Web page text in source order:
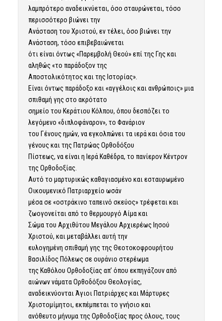
λαμπρότερο αναδεικνύεται, όσο σταυρώνεται, τόσο
περισσότερο βιώνει την
Ανάσταση του Χριστού, εν τέλει, όσο βιώνει την
Ανάσταση, τόσο επιβεβαιώνεται
ότι είναι όντως «Παρεμβολή Θεού» επί της Γης και
αληθώς «το παράδοξον της
Αποστολικότητος και της Ιστορίας».
Είναι όντως παράδοξο και «αγγέλοις και ανθρώποις» μια
σπιθαμή γης στο ακρότατο
σημείο του Κεράτιου Κόλπου, όπου δεσπόζει το
λεγόμενο «διπλοφάναρον», το Φανάριον
του Γένους ημών, να εγκολπώνει τα ιερά και όσια του
γένους και της Πατρώας Ορθοδόξου
Πίστεως, να είναι η Ιερά Καθέδρα, το πανίερον Κέντρον
της Ορθοδοξίας.
Αυτό το μαρτυρικώς καθαγιασμένο και εσταυρωμένο
Οικουμενικό Πατριαρχείο ωσάν
μέσα σε «οστράκινο ταπεινό σκεύος» τρέφεται και
ζωογονείται από το θερμουργό Αίμα και
Σώμα του Αρχιθύτου Μεγάλου Αρχιερέως Ιησού
Χριστού, και μεταβάλλει αυτή την
ευλογημένη σπιθαμή γης της Θεοτοκοφρουρήτου
Βασιλίδος Πόλεως σε ουράνιο στερέωμα
της Καθόλου Ορθοδοξίας απ’ όπου εκπηγάζουν από
αιώνων νάματα Ορθοδόξου Θεολογίας,
αναδεικνύονται Άγιοι Πατριάρχες και Μάρτυρες
Χριστομίμητοι, εκπέμπεται το γνήσιο και
ανόθευτο μήνυμα της Ορθοδοξίας προς όλους, τους